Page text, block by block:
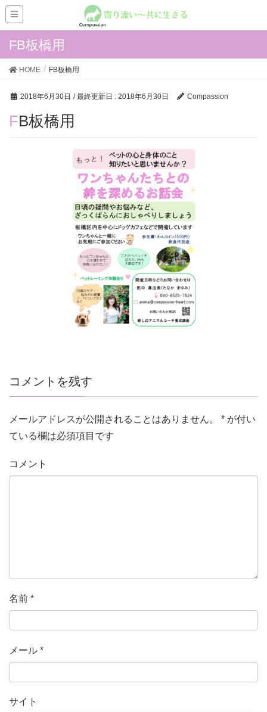
FB板橋用
HOME FB板橋用
2018年6月30日 / 最終更新日 : 2018年6月30日 Compassion
FB板橋用
コメントを残す
メールアドレスが公開されることはありません。 * が付い
ている欄は必須項目です
コメント
名前 *
メール *
サイト